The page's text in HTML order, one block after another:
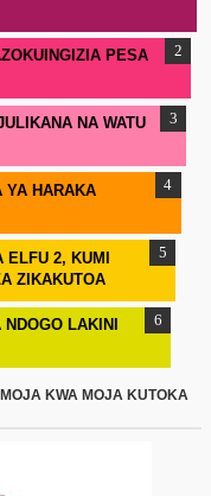
PESA
NA WATU
YA HARAKA
ELFU 2, KUMI
ZIKAKUTOA
LAKINI
KWA MOJA KUTOKA